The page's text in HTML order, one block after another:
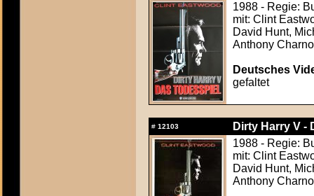
1988 - Regie:
mit: Clint
David Hunt,
Anthony
Deutsches
gefaltet
# 12103
Dirty Harry V -
1988 - Regie:
mit: Clint
David Hunt,
Anthony